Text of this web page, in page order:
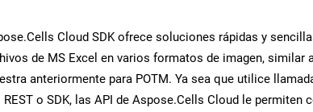
Cloud SDK ofrece soluciones rápidas y
de MS Excel en varios formatos de imagen, similar
anteriormente para POTM. Ya sea que utilice
REST o SDK, las API de Aspose.Cells Cloud le permiten